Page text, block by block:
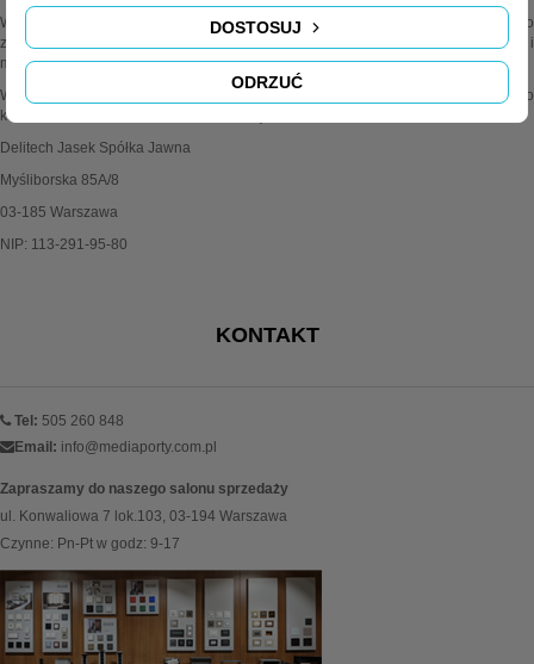
Wszystkie oferowane przez nas produkty są oryginalne i sprawdzone. Dodatkowo
zapewniamy fachową pomoc techniczną i doradztwo w sprawach instalacji i
montażu.
Wiele produktów można konfigurować wg własnych potrzeb. Zapraszamy do
kontaktu z działem obsługi klienta po więcej informacji.
Delitech Jasek Spółka Jawna
Myśliborska 85A/8
03-185 Warszawa
NIP: 113-291-95-80
KONTAKT
Tel: 505 260 848
Email: info@mediaporty.com.pl
Zapraszamy do naszego salonu sprzedaży
ul. Konwaliowa 7 lok.103, 03-194 Warszawa
Czynne: Pn-Pt w godz: 9-17
ODRZUĆ
DOSTOSUJ